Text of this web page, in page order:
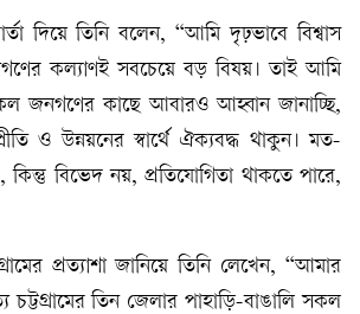
দিয়ে তিনি বলেন, “আমি দৃঢ়ভাবে বিশ্বাস
কল্যাণই সবচেয়ে বড় বিষয়। তাই আমি
সকল জনগণের কাছে আবারও আহ্বান জানাচ্ছি,
ও উন্নয়নের স্বার্থে ঐক্যবদ্ধ থাকুন। মত-
কিন্তু বিভেদ নয়, প্রতিযোগিতা থাকতে পারে,
প্রত্যাশা জানিয়ে তিনি লেখেন, “আমার
চট্টগ্রামের তিন জেলার পাহাড়ি-বাঙালি সকল